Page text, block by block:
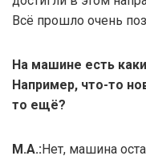
Всё прошло очень
На машине есть
Например, что-то
то ещё?
М.А.:Нет, машина